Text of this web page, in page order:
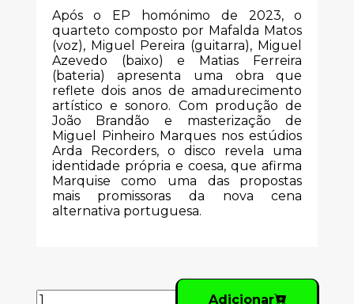
Após o EP homónimo de 2023, o
quarteto composto por Mafalda Matos
(voz), Miguel Pereira (guitarra), Miguel
Azevedo (baixo) e Matias Ferreira
(bateria) apresenta uma obra que
reflete dois anos de amadurecimento
artístico e sonoro. Com produção de
João Brandão e masterização de
Miguel Pinheiro Marques nos estúdios
Arda Recorders, o disco revela uma
identidade própria e coesa, que afirma
Marquise como uma das propostas
mais promissoras da nova cena
alternativa portuguesa.
Adicionar